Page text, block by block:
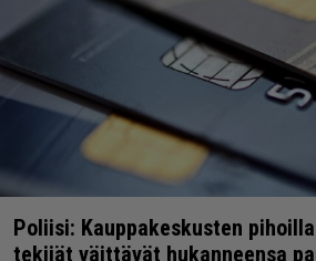
Poliisi: Kauppakeskusten
tekijät väittävät hukanneensa